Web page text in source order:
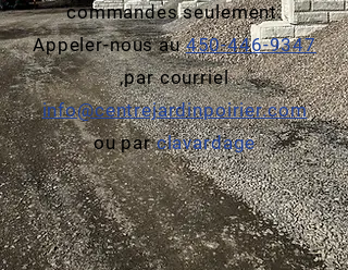
commandes seulement.
Appeler-nous au450-446-9347
,par courriel
info@centrejardinpoirier.com
ou parclavardage